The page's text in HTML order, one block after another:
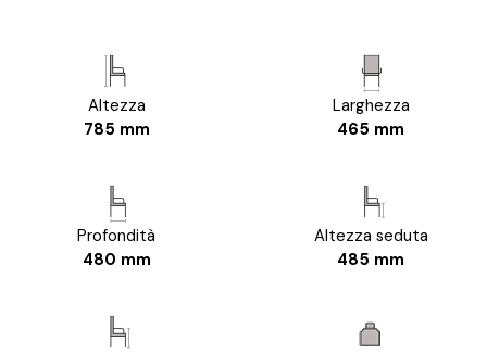
Altezza
785 mm
Larghezza
465 mm
Profondità
480 mm
Altezza seduta
485 mm